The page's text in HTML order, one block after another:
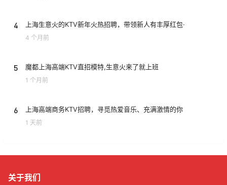
4 上海生意火的KTV新年火热招聘，带领新人有丰厚红包·
4 个月前
5 魔都上海高端KTV直招模特,生意火来了就上班
1 个月前
6 上海高端商务KTV招聘，寻觅热爱音乐、充满激情的你​
1 天前
关于我们